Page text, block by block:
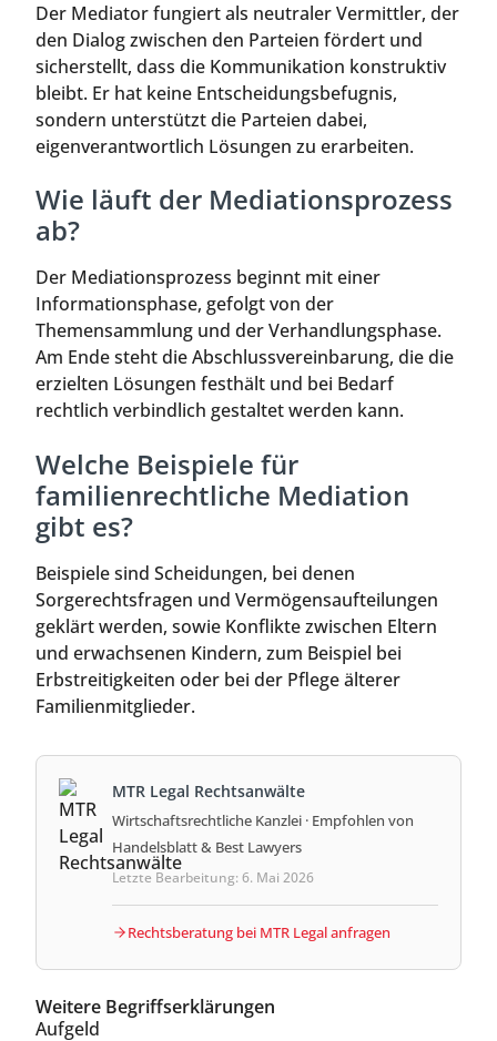
Der Mediator fungiert als neutraler Vermittler, der
den Dialog zwischen den Parteien fördert und
sicherstellt, dass die Kommunikation konstruktiv
bleibt. Er hat keine Entscheidungsbefugnis,
sondern unterstützt die Parteien dabei,
eigenverantwortlich Lösungen zu erarbeiten.
Wie läuft der Mediationsprozess
ab?
Der Mediationsprozess beginnt mit einer
Informationsphase, gefolgt von der
Themensammlung und der Verhandlungsphase.
Am Ende steht die Abschlussvereinbarung, die die
erzielten Lösungen festhält und bei Bedarf
rechtlich verbindlich gestaltet werden kann.
Welche Beispiele für
familienrechtliche Mediation
gibt es?
Beispiele sind Scheidungen, bei denen
Sorgerechtsfragen und Vermögensaufteilungen
geklärt werden, sowie Konflikte zwischen Eltern
und erwachsenen Kindern, zum Beispiel bei
Erbstreitigkeiten oder bei der Pflege älterer
Familienmitglieder.
MTR Legal Rechtsanwälte
Wirtschaftsrechtliche Kanzlei · Empfohlen von
Handelsblatt & Best Lawyers
Letzte Bearbeitung: 6. Mai 2026
Rechtsberatung bei MTR Legal anfragen
Weitere Begriffserklärungen
Aufgeld